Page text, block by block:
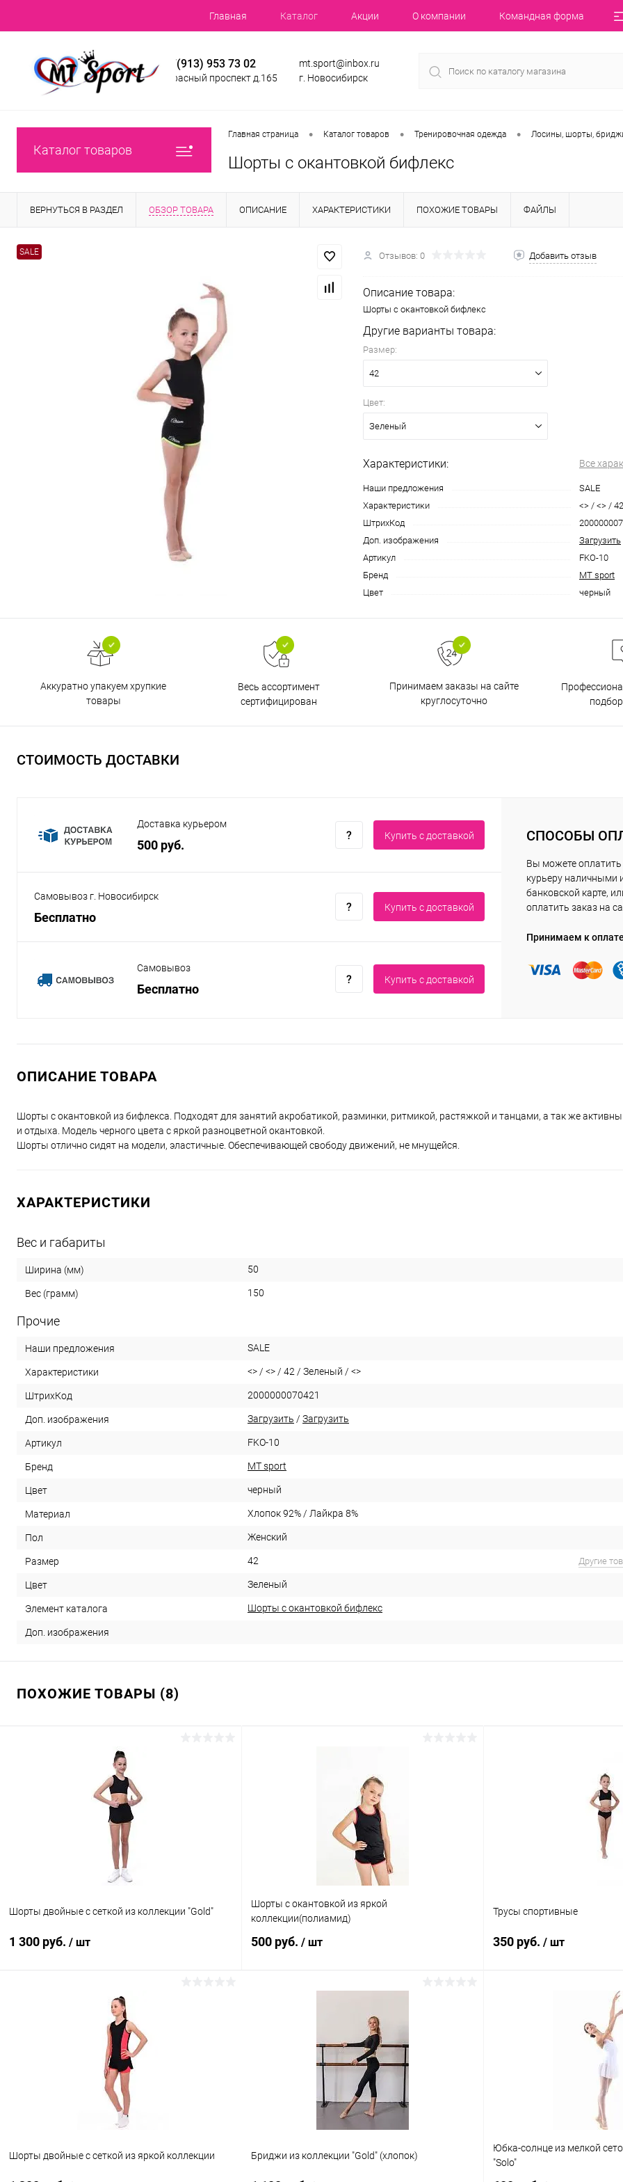
Главная Каталог Акции О компании Командная форма
+7(913) 953 73 02
Красный проспект д.165
mt.sport@inbox.ru
г. Новосибирск
Каталог товаров
Главная страница • Каталог товаров • Тренировочная одежда • Лосины, шорты,
Шорты с окантовкой бифлекс
ВЕРНУТЬСЯ В РАЗДЕЛ ОБЗОР ТОВАРА ОПИСАНИЕ ХАРАКТЕРИСТИКИ ПОХОЖИЕ ТОВАРЫ ФАЙЛЫ
SALE Отзывов: 0 Добавить отзыв
Описание товара:
Шорты с окантовкой бифлекс
Другие варианты товара:
Размер:
42
Цвет:
Зеленый
Характеристики: Все
Наши предложения
SALE
Характеристики
<> / <> /
ШтрихКод
Доп. изображения
Загрузить
Артикул
FKO-10
Бренд
MT sport
Цвет
черный
Аккуратно упакуем хрупкие
товары
Весь ассортимент
сертифицирован
Принимаем заказы на сайте
круглосуточно
СТОИМОСТЬ ДОСТАВКИ
Доставка курьером
500 руб.
Купить c доставкой
Самовывоз г. Новосибирск
Бесплатно
Купить c доставкой
Самовывоз
Бесплатно
Купить c доставкой
СПОСОБЫ
Вы можете оплатить
курьеру наличными
банковской карте,
оплатить заказ на
Принимаем к
ОПИСАНИЕ ТОВАРА
Шорты с окантовкой из бифлекса. Подходят для занятий акробатикой, разминки, ритмикой, растяжкой и танцами, а так же
и отдыха. Модель черного цвета с яркой разноцветной окантовкой.
Шорты отлично сидят на модели, эластичные. Обеспечивающей свободу движений, не мнущейся.
ХАРАКТЕРИСТИКИ
Вес и габариты
Ширина (мм) 50
Вес (грамм) 150
Прочие
Наши предложения SALE
Характеристики <> / <> / 42 / Зеленый / <>
ШтрихКод 2000000070421
Доп. изображения Загрузить / Загрузить
Артикул FKO-10
Бренд MT sport
Цвет черный
Материал Хлопок 92% / Лайкра 8%
Пол Женский
Размер 42 Другие
Цвет Зеленый
Элемент каталога Шорты с окантовкой бифлекс
Доп. изображения
ПОХОЖИЕ ТОВАРЫ (8)
Шорты двойные с сеткой из коллекции "Gold"
1 300 руб. / шт
В корзину
Черный
Шорты с окантовкой из яркой
коллекции(полиамид)
500 руб. / шт
В наличии
Коралловый
Трусы спортивные
350 руб. / шт
В
Черный
Шорты двойные с сеткой из яркой коллекции Бриджи из коллекции "Gold" (хлопок)
Юбка-солнце из мелкой
"Solo"